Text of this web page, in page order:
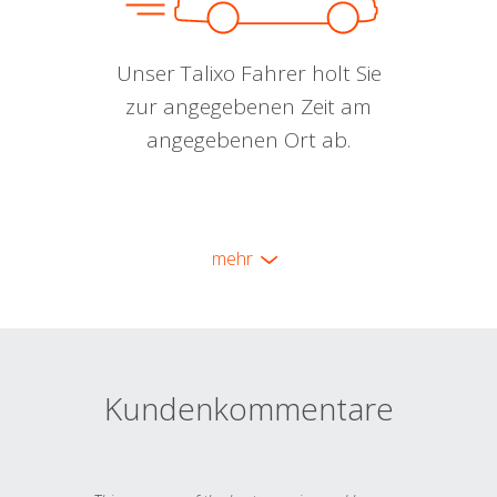
Unser Talixo Fahrer holt Sie
zur angegebenen Zeit am
angegebenen Ort ab.
mehr
Kundenkommentare